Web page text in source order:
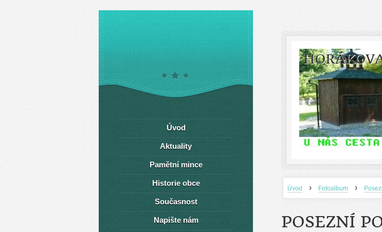
Úvod › Fotoalbum ›
POSEZNÍ
Úvod
Aktuality
Pamětní mince
Historie obce
Současnost
Napište nám